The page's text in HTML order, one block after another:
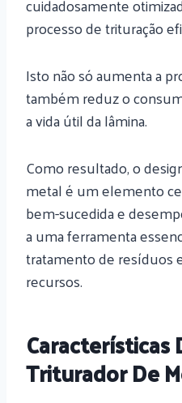
cuidadosamente
processo de trituração
Isto não só aumenta a
também reduz o
a vida útil da lâmina.
Como resultado, o
metal é um elemento
bem-sucedida e
a uma ferramenta
tratamento de resíduos
recursos.
Triturador De